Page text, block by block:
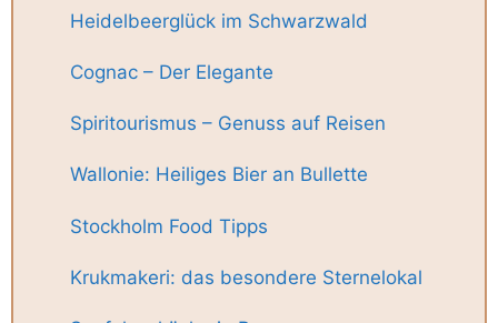
Heidelbeerglück im Schwarzwald
Cognac – Der Elegante
Spiritourismus – Genuss auf Reisen
Wallonie: Heiliges Bier an Bullette
Stockholm Food Tipps
Krukmakeri: das besondere Sternelokal